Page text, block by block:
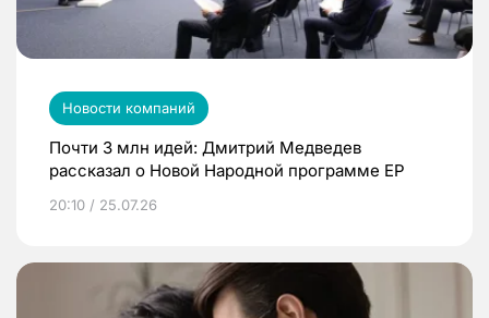
Новости компаний
Почти 3 млн идей: Дмитрий Медведев
рассказал о Новой Народной программе ЕР
20:10 / 25.07.26